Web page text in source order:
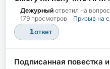
Дежурный ответил на вопрос
179 просмотров
Призыв на
1ответ
Подписанная повестка